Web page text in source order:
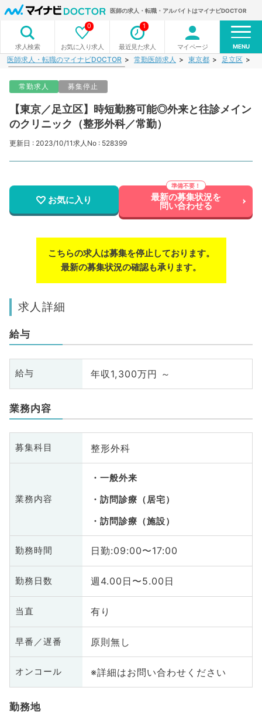
医師の求人・転職・アルバイトはマイナビDOCTOR
求人検索 お気に入り求人
0
最近見た求人
1
マイページ MENU
医師求人・転職のマイナビDOCTOR 常勤医師求人 東京都 足立区
常勤求人 募集停止
【東京／足立区】時短勤務可能◎外来と往診メイン
のクリニック（整形外科／常勤）
更新日 : 2023/10/11求人No : 528399
お気に入り 最新の募集状況を
問い合わせる
こちらの求人は募集を停止しております。
最新の募集状況の確認も承ります。
求人詳細
給与
給与 年収1,300万円 ～
業務内容
募集科目 整形外科
業務内容
一般外来
訪問診療（居宅）
訪問診療（施設）
勤務時間 日勤:09:00〜17:00
勤務日数 週4.00日〜5.00日
当直 有り
早番／遅番 原則無し
オンコール ※詳細はお問い合わせください
勤務地